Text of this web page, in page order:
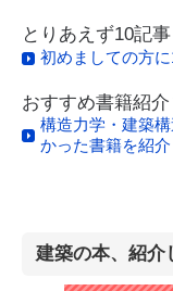
とりあえず10記
初めましての方
おすすめ書籍紹
構造力学・建築
かった書籍を紹介
建築の本、紹